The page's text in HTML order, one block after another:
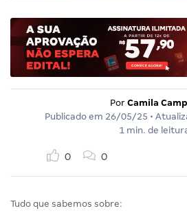
Por Camila
Publicado em 26/05/25 •
1 min. de
0 0
Tudo que sabemos sobre: